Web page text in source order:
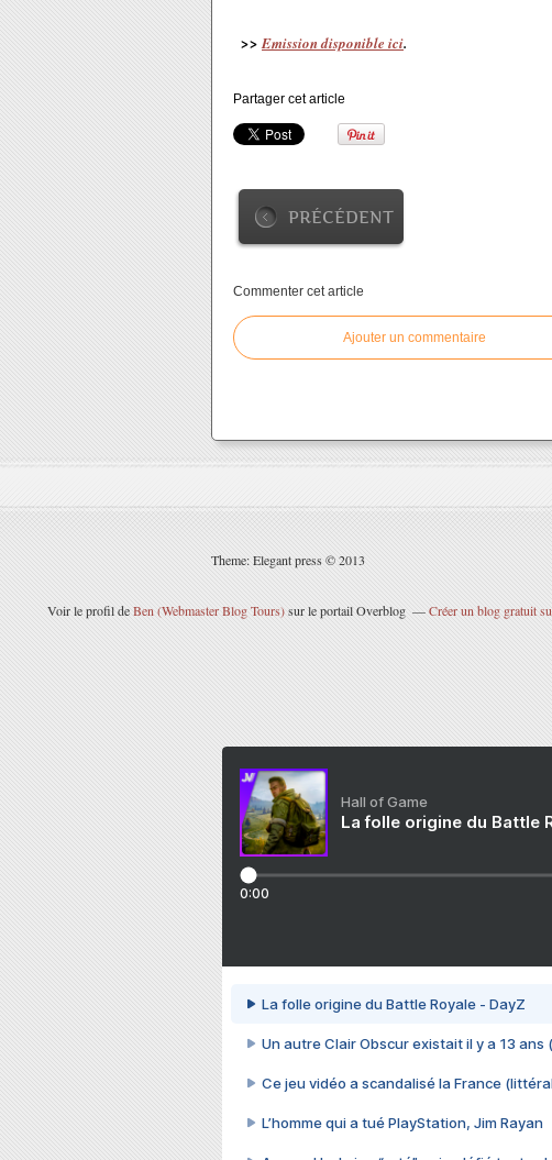
>> Emission disponible ici.
Partager cet article
PRÉCÉDENT
Commenter cet article
Ajouter un commentaire
Theme: Elegant press © 2013
Voir le profil deBen (Webmaster Blog Tours)sur le portail Overblog Créer un blog gratuit
Hall of Game
La folle origine du Battle
0:00
La folle origine du Battle Royale - DayZ
Un autre Clair Obscur existait il y a 13 ans
Ce jeu vidéo a scandalisé la France
L’homme qui a tué PlayStation, Jim Rayan